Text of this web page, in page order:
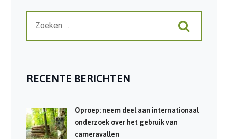
RECENTE BERICHTEN
Oproep: neem deel aan internationaal
onderzoek over het gebruik van
cameravallen